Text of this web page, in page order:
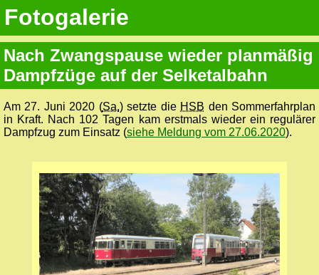
Fotogalerie
Nach Zwangspause wieder planmäßig
Dampfzüge auf der Selketalbahn
Am 27. Juni 2020 (Sa.) setzte die HSB den Sommerfahrplan
in Kraft. Nach 102 Tagen kam erstmals wieder ein regulärer
Dampfzug zum Einsatz (siehe Meldung vom 27.06.2020).